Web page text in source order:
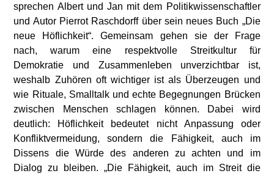
sprechen Albert und Jan mit dem Politikwissenschaftler
und Autor Pierrot Raschdorff über sein neues Buch „Die
neue Höflichkeit“. Gemeinsam gehen sie der Frage
nach, warum eine respektvolle Streitkultur für
Demokratie und Zusammenleben unverzichtbar ist,
weshalb Zuhören oft wichtiger ist als Überzeugen und
wie Rituale, Smalltalk und echte Begegnungen Brücken
zwischen Menschen schlagen können. Dabei wird
deutlich: Höflichkeit bedeutet nicht Anpassung oder
Konfliktvermeidung, sondern die Fähigkeit, auch im
Dissens die Würde des anderen zu achten und im
Dialog zu bleiben. „Die Fähigkeit, auch im Streit die